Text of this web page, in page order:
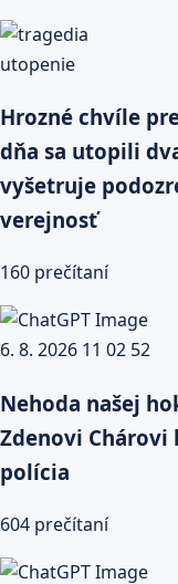
Hrozné chvíle
dňa sa utopili
vyšetruje
verejnosť
160 prečítaní
Nehoda našej
Zdenovi
polícia
604 prečítaní